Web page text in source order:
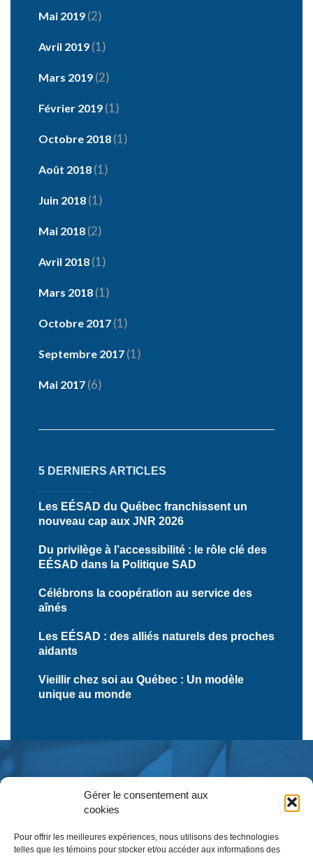
Gérer le consentement aux
cookies
Pour offrir les meilleures expériences, nous utilisons des technologies
telles que les témoins pour stocker et/ou accéder aux informations des
Mai 2019 (2)
Avril 2019 (1)
Mars 2019 (2)
Février 2019 (1)
Octobre 2018 (1)
Août 2018 (1)
Juin 2018 (1)
Mai 2018 (2)
Avril 2018 (1)
Mars 2018 (1)
Octobre 2017 (1)
Septembre 2017 (1)
Mai 2017 (6)
5 DERNIERS ARTICLES
Les EÉSAD du Québec franchissent un
nouveau cap aux JNR 2026
Du privilège à l’accessibilité : le rôle clé des
EÉSAD dans la Politique SAD
Célébrons la coopération au service des
aînés
Les EÉSAD : des alliés naturels des proches
aidants
Vieillir chez soi au Québec : Un modèle
unique au monde